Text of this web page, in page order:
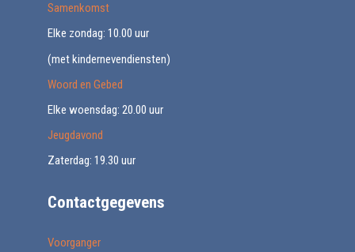
Samenkomst
Elke zondag: 10.00 uur
(met kindernevendiensten)
Woord en Gebed
Elke woensdag: 20.00 uur
Jeugdavond
Zaterdag: 19.30 uur
Contactgegevens
Voorganger